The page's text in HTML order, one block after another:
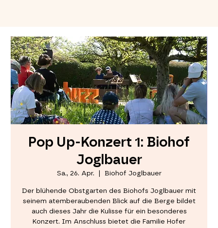
Pop Up-Konzert 1: Biohof
Joglbauer
Sa., 26. Apr. Biohof Joglbauer
Der blühende Obstgarten des Biohofs Joglbauer mit
seinem atemberaubenden Blick auf die Berge bildet
auch dieses Jahr die Kulisse für ein besonderes
Konzert. Im Anschluss bietet die Familie Hofer